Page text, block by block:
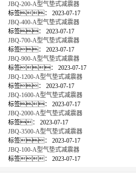
JBQ-200-A型气垫式减震器
标签：
2023-07-17
JBQ-400-A型气垫式减震器
标签：
2023-07-17
JBQ-700-A型气垫式减震器
标签：
2023-07-17
JBQ-900-A型气垫式减震器
标签：
2023-07-17
JBQ-1200-A型气垫式减震器
标签：
2023-07-17
JBQ-1600-A型气垫式减震器
标签：
2023-07-17
JBQ-2000-A型气垫式减震器
标签：
2023-07-17
JBQ-3500-A型气垫式减震器
标签：
2023-07-17
JBQ-100-A型气垫式减震器
标签：
2023-07-17